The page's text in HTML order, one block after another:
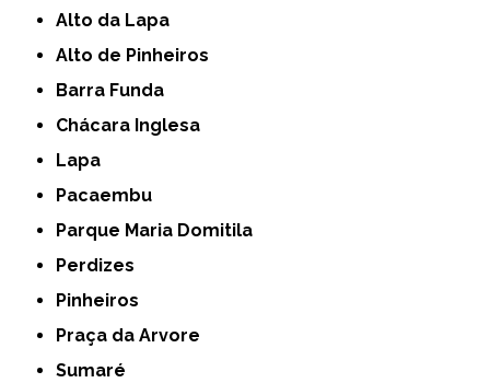
Alto da Lapa
Alto de Pinheiros
Barra Funda
Chácara Inglesa
Lapa
Pacaembu
Parque Maria Domitila
Perdizes
Pinheiros
Praça da Arvore
Sumaré